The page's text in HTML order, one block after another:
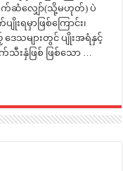
ပိုက်ဆံလျှော်(သို့မဟုတ်) ပဲ
းရမှာဖြစ်ကြောင်း၊
ေသများတွင် ပျိုးအရံနှင့်
သီးနှံဖြစ် ဖြစ်သော …